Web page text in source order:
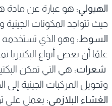
الهيولي: هو عبارة عن مادة
حيث تتواجد المكونات الجينية و
السوط: وهو الذي تستخدمه
علمًا أن بعض أنواع
شعرات: هي التي تمكن
وتحويل المركبات الجينية إلى
الغشاء البلازمي: يعمل على